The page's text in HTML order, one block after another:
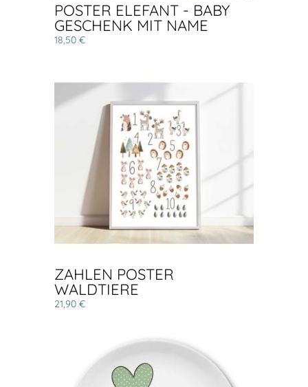
POSTER ELEFANT - BABY
GESCHENK MIT NAME
18,50 €
ZAHLEN POSTER
WALDTIERE
21,90 €